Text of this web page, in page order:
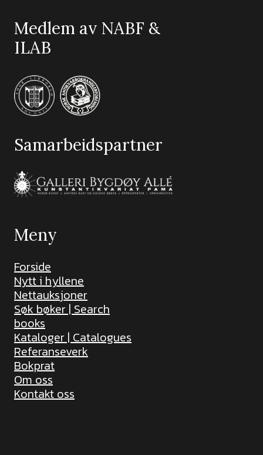
Medlem av NABF &
ILAB
Samarbeidspartner
Meny
Forside
Nytt i hyllene
Nettauksjoner
Søk bøker | Search
books
Kataloger | Catalogues
Referanseverk
Bokprat
Om oss
Kontakt oss